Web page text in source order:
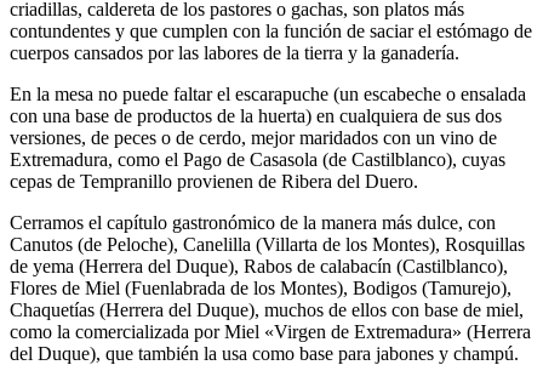
criadillas, caldereta de los pastores o gachas, son platos más
contundentes y que cumplen con la función de saciar el estómago de
cuerpos cansados por las labores de la tierra y la ganadería.
En la mesa no puede faltar el escarapuche (un escabeche o ensalada
con una base de productos de la huerta) en cualquiera de sus dos
versiones, de peces o de cerdo, mejor maridados con un vino de
Extremadura, como el Pago de Casasola (de Castilblanco), cuyas
cepas de Tempranillo provienen de Ribera del Duero.
Cerramos el capítulo gastronómico de la manera más dulce, con
Canutos (de Peloche), Canelilla (Villarta de los Montes), Rosquillas
de yema (Herrera del Duque), Rabos de calabacín (Castilblanco),
Flores de Miel (Fuenlabrada de los Montes), Bodigos (Tamurejo),
Chaquetías (Herrera del Duque), muchos de ellos con base de miel,
como la comercializada por Miel «Virgen de Extremadura» (Herrera
del Duque), que también la usa como base para jabones y champú.